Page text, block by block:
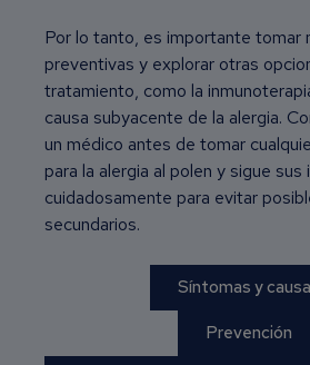
Por lo tanto, es importante tomar
preventivas y explorar otras
tratamiento, como la
causa subyacente de la alergia.
un médico antes de tomar
para la alergia al polen y sigue
cuidadosamente para evitar
secundarios.
Síntomas y
Prevención